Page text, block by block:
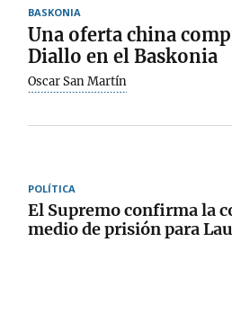
BASKONIA
Una oferta china
Diallo en el Baskonia
Oscar San Martín
POLÍTICA
El Supremo confirma la
medio de prisión para